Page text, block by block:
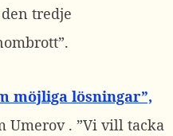
tredje
möjliga lösningar”,
Umerov . ”Vi vill tacka